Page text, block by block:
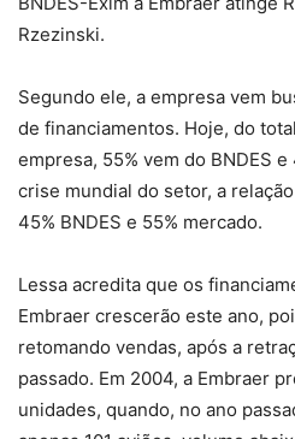
Rzezinski.
Segundo ele, a empresa vem
de financiamentos. Hoje, do
empresa, 55% vem do BNDES
crise mundial do setor, a
45% BNDES e 55% mercado.
Lessa acredita que os
Embraer crescerão este ano,
retomando vendas, após a
passado. Em 2004, a Embraer
unidades, quando, no ano